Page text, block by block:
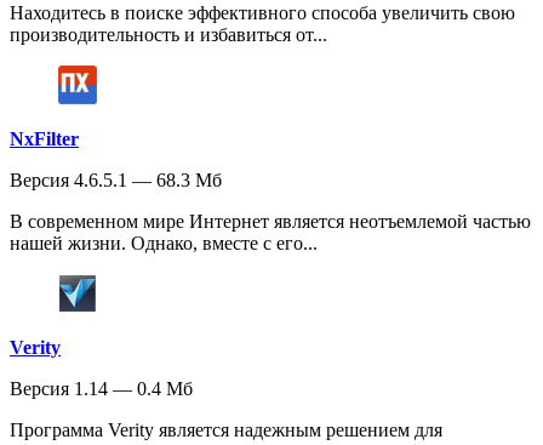
Находитесь в поиске эффективного способа увеличить свою
производительность и избавиться от...
NxFilter
Версия 4.6.5.1 — 68.3 Мб
В современном мире Интернет является неотъемлемой частью
нашей жизни. Однако, вместе с его...
Verity
Версия 1.14 — 0.4 Мб
Программа Verity является надежным решением для